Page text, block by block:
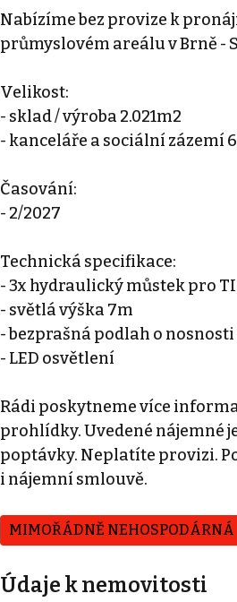
Nabízíme bez provize k
průmyslovém areálu v Brně -
Velikost:
- sklad / výroba 2.021m2
- kanceláře a sociální zázemí
Časování:
- 2/2027
Technická specifikace:
- 3x hydraulický můstek pro
- světlá výška 7m
- bezprašná podlah o nosnosti
- LED osvětlení
Rádi poskytneme více
prohlídky. Uvedené nájemné
poptávky. Neplatíte provizi.
i nájemní smlouvě.
MIMOŘÁDNĚ NEHOSPODÁRNÁ
Údaje k nemovitosti